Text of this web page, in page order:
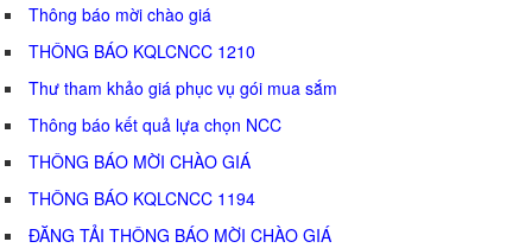
Thông báo mời chào giá
THÔNG BÁO KQLCNCC 1210
Thư tham khảo giá phục vụ gói mua sắm
Thông báo kết quả lựa chọn NCC
THÔNG BÁO MỜI CHÀO GIÁ
THÔNG BÁO KQLCNCC 1194
ĐĂNG TẢI THÔNG BÁO MỜI CHÀO GIÁ